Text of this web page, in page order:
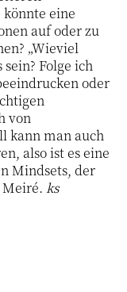
eine
auf oder zu
„Wieviel
Folge ich
oder
von
kann man auch
also ist es eine
Mindsets, der
Meiré. ks